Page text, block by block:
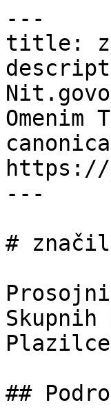
---
title:
https://
---
#
##